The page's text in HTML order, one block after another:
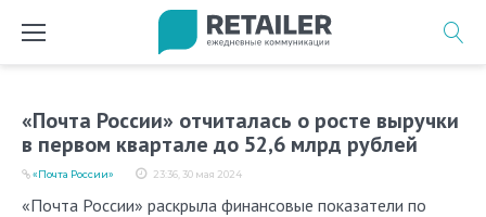
«Почта России» отчиталась о росте выручки
в первом квартале до 52,6 млрд рублей
23:36, 30 мая 2024
«Почта России»
«Почта России» раскрыла финансовые показатели по